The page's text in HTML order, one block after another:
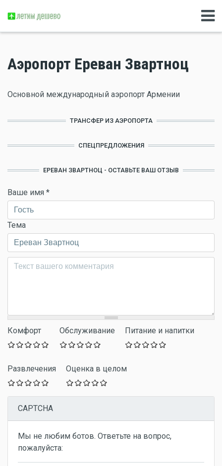
Аэропорт Ереван Звартноц
Основной международный аэропорт Армении
ТРАНСФЕР ИЗ АЭРОПОРТА
СПЕЦПРЕДЛОЖЕНИЯ
ЕРЕВАН ЗВАРТНОЦ - ОСТАВЬТЕ ВАШ ОТЗЫВ
Ваше имя *
Тема
Комментарий*
Комфорт Обслуживание Питание и напитки
Развлечения Оценка в целом
CAPTCHA
Мы не любим ботов. Ответьте на вопрос,
пожалуйста: